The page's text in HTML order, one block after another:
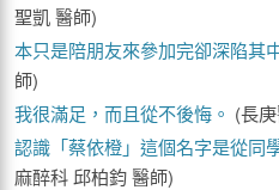
聖凱 醫師)
本只是陪朋友來參加完卻深陷其
師)
我很滿足，而且從不後悔。 (長
認識「蔡依橙」這個名字是從同
麻醉科 邱柏鈞 醫師)